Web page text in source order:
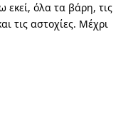
εκεί, όλα τα βάρη, τις
τις αστοχίες. Μέχρι